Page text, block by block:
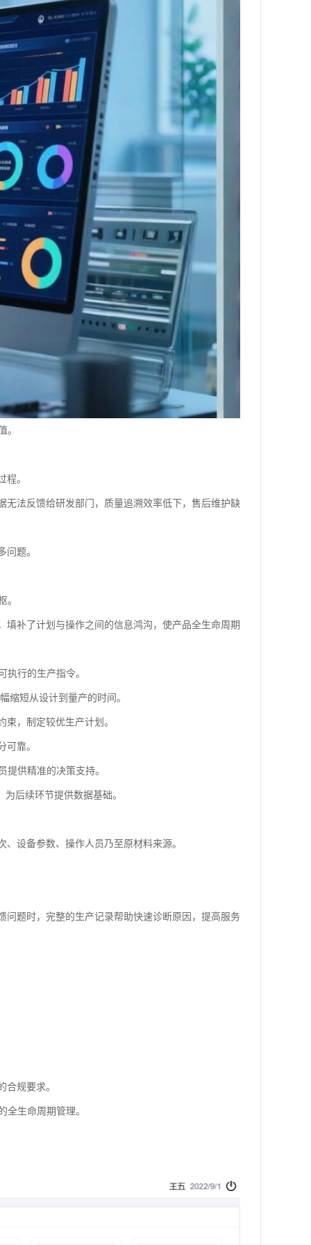
。
程。
法反馈给研发部门，质量追溯效率低下，售后维护缺
题。
。
补了计划与操作之间的信息鸿沟，使产品全生命周期
执行的生产指令。
缩短从设计到量产的时间。
，制定较优生产计划。
靠。
供精准的决策支持。
后续环节提供数据基础。
设备参数、操作人员乃至原材料来源。
题时，完整的生产记录帮助快速诊断原因，提高服务
规要求。
全生命周期管理。